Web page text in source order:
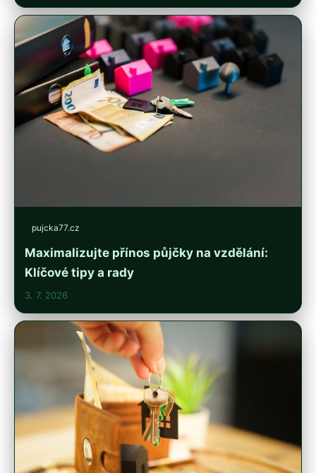
pujcka77.cz
Maximalizujte přínos půjčky na vzdělání:
Klíčové tipy a rady
3. 7. 2026